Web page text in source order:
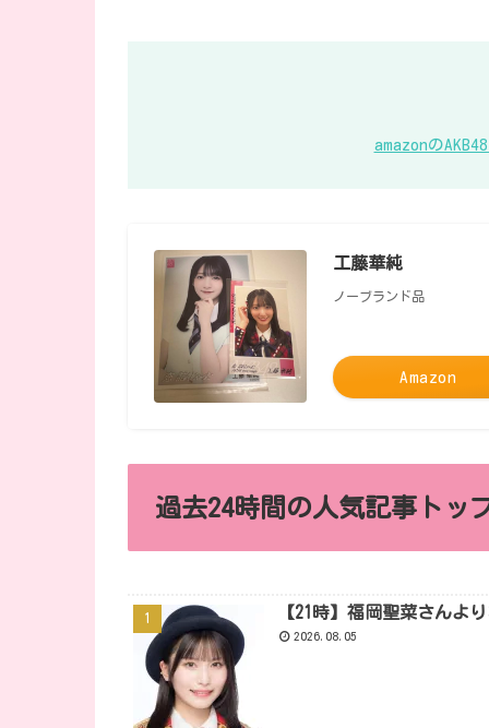
amazonの
工藤華純
ノーブランド品
Amazon
過去24時間の人気記事トッ
【21時】福岡聖菜さんよ
2026.08.05